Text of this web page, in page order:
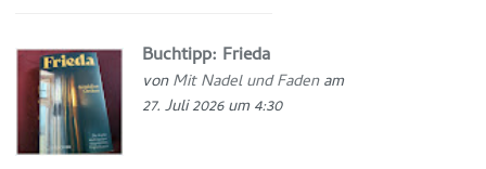
Buchtipp: Frieda
vonMit Nadel und Fadenam
27. Juli 2026 um 4:30